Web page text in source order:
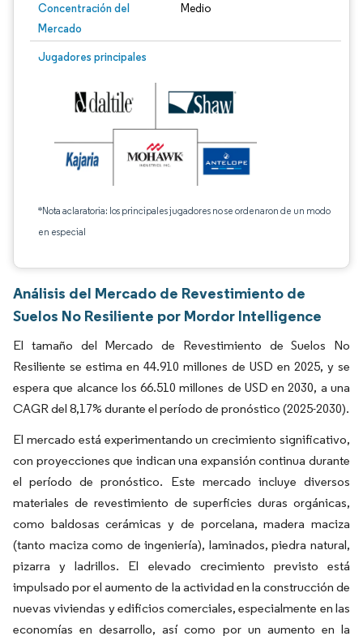
Concentración del
Mercado
Medio
Jugadores principales
*Nota aclaratoria: los principales jugadores no se ordenaron de un modo
en especial
Análisis del Mercado de Revestimiento de
Suelos No Resiliente por Mordor Intelligence
El tamaño del Mercado de Revestimiento de Suelos No
Resiliente se estima en 44.910 millones de USD en 2025, y se
espera que alcance los 66.510 millones de USD en 2030, a una
CAGR del 8,17% durante el período de pronóstico (2025-2030).
El mercado está experimentando un crecimiento significativo,
con proyecciones que indican una expansión continua durante
el período de pronóstico. Este mercado incluye diversos
materiales de revestimiento de superficies duras orgánicas,
como baldosas cerámicas y de porcelana, madera maciza
(tanto maciza como de ingeniería), laminados, piedra natural,
pizarra y ladrillos. El elevado crecimiento previsto está
impulsado por el aumento de la actividad en la construcción de
nuevas viviendas y edificios comerciales, especialmente en las
economías en desarrollo, así como por un aumento en la